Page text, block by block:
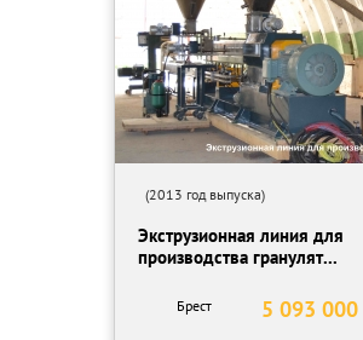
(2013 год выпуска)
Экструзионная линия для
производства гранулят...
5 093 000
Брест